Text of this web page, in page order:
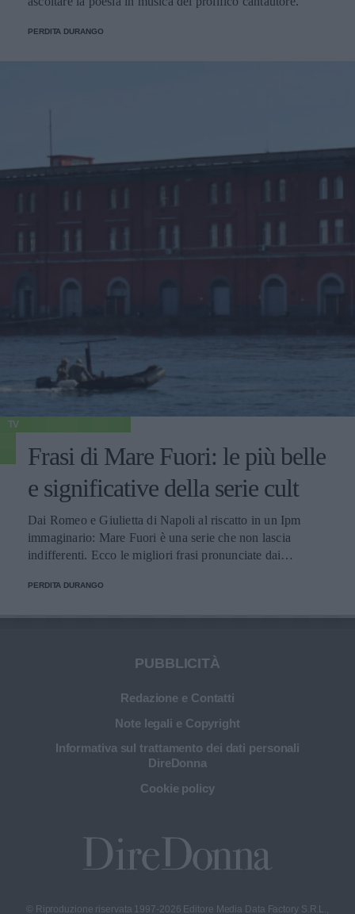
PERDITA DURANGO
TV
Frasi di Mare Fuori: le più belle
e significative della serie cult
Dai Romeo e Giulietta di Napoli al riscatto in un Ipm
immaginario: Mare Fuori è una serie che non lascia
indifferenti. Ecco le migliori frasi pronunciate dai
PERDITA DURANGO
PUBBLICITÀ
Redazione e Contatti
Note legali e Copyright
Informativa sul trattamento dei dati personali
DireDonna
Cookie policy
© Riproduzione riservata 1997-2026 Editore Media Data Factory S.R.L.,